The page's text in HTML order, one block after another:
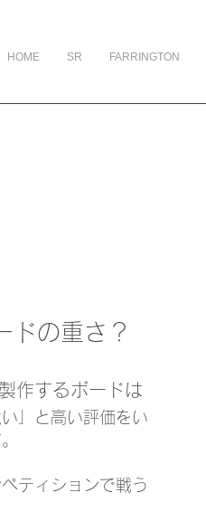
HOME SR FARRINGTON
ドの重さ？
作するボードは
い」と高い評価をい
ティションで戦う